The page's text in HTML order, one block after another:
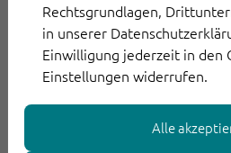
Rechtsgrundlagen,
in unserer
Einwilligung jederzeit in den
Einstellungen widerrufen.
Alle
Sales Partnersind
ThinkOwl-Produkte
Solution Partnersind
Unternehmen, die